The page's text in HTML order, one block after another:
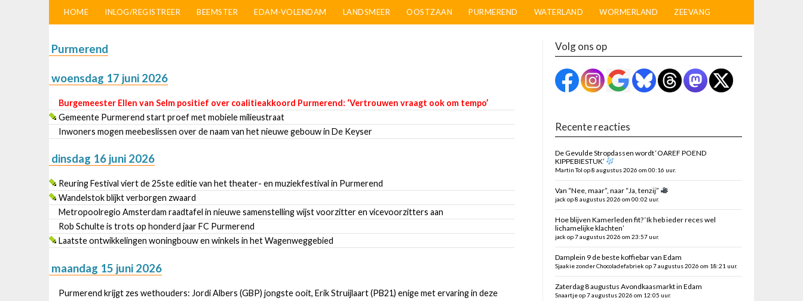
HOME INLOG/REGISTREER BEEMSTER EDAM-VOLENDAM LANDSMEER OOSTZAAN PURMEREND WATERLAND WORMERLAND ZEEVANG
Purmerend
woensdag 17 juni 2026
Burgemeester Ellen van Selm positief over coalitieakkoord Purmerend: ‘Vertrouwen vraagt ook om tempo’
Gemeente Purmerend start proef met mobiele milieustraat
Inwoners mogen meebeslissen over de naam van het nieuwe gebouw in De Keyser
dinsdag 16 juni 2026
Reuring Festival viert de 25ste editie van het theater- en muziekfestival in Purmerend
Wandelstok blijkt verborgen zwaard
Metropoolregio Amsterdam raadtafel in nieuwe samenstelling wijst voorzitter en vicevoorzitters aan
Rob Schulte is trots op honderd jaar FC Purmerend
Laatste ontwikkelingen woningbouw en winkels in het Wagenweggebied
maandag 15 juni 2026
Purmerend krijgt zes wethouders: Jordi Albers (GBP) jongste ooit, Erik Struijlaart (PB21) enige met ervaring in deze
Volg ons op
Recente reacties
De Gevulde Stropdassen wordt ‘OAREF POEND
KIPPEBIESTUK’
Martin Tol op 8 augustus 2026 om 00:16 uur.
Van “Nee, maar”, naar “Ja, tenzij”
jack op 8 augustus 2026 om 00:02 uur.
Hoe blijven Kamerleden fit? ‘Ik heb ieder reces wel
lichamelijke klachten’
jack op 7 augustus 2026 om 23:57 uur.
Damplein 9 de beste koffiebar van Edam
Sjaakie zonder Chocoladefabriek op 7 augustus 2026 om 18:21 uur.
Zaterdag 8 augustus Avondkaasmarkt in Edam
Snaartje op 7 augustus 2026 om 12:05 uur.